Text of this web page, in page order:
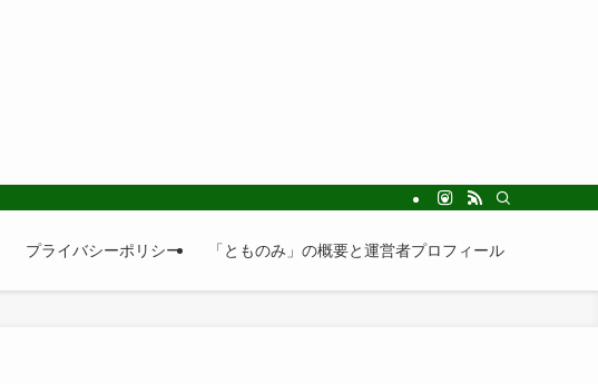
プライバシーポリシー 「とものみ」の概要と運営者プロフィール